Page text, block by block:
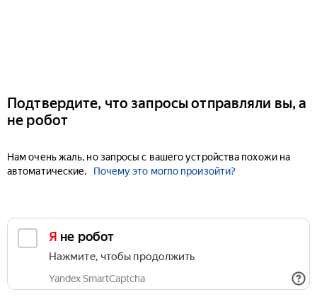
Подтвердите, что запросы отправляли вы, а
не робот
Нам очень жаль, но запросы с вашего устройства похожи на
автоматические.
Почему это могло произойти?
Я не робот
Нажмите, чтобы продолжить
Yandex SmartCaptcha